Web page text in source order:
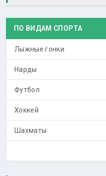
ПО ВИДАМ СПОРТА
Лыжные гонки
Нарды
Футбол
Хоккей
Шахматы